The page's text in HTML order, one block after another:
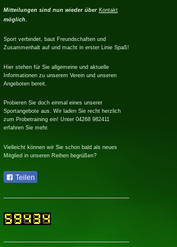
Mitteilungen sind nun wieder über Kontakt
möglich.
Sport verbindet, baut Freundschaften und
Zusammenhalt auf und macht in erster Linie Spaß!
Hier stehen für Sie allgemeine und aktuelle
Informationen zu unserem Verein und unseren
Angeboten bereit.
Probieren Sie doch einmal eines unserer
Sportangebote aus. Wir laden Sie recht herzlich
zum Probetraining ein! Unter 04268 982411
erfahren Sie mehr.
Vielleicht können wir Sie schon bald als neues
Mitglied in unseren Reihen begrüßen?
Teilen